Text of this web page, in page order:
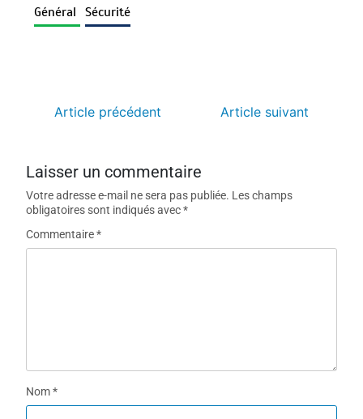
Général Sécurité
Article précédent Article suivant
Laisser un commentaire
Votre adresse e-mail ne sera pas publiée. Les champs
obligatoires sont indiqués avec*
Commentaire*
Nom*